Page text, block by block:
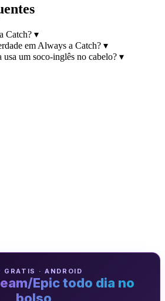
Catch? ▾
em Always a Catch? ▾
usa um soco-inglês no cabelo? ▾
GRATIS · ANDROID
Epic todo dia no